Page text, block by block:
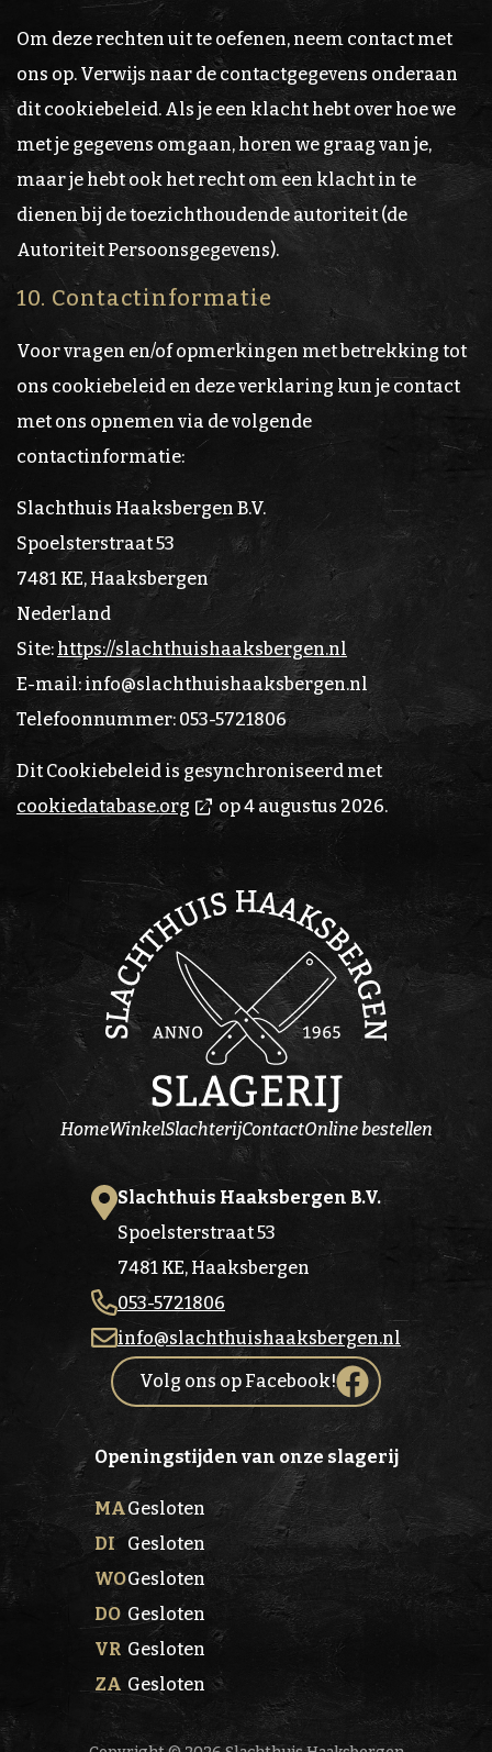
Om deze rechten uit te oefenen, neem contact met
ons op. Verwijs naar de contactgegevens onderaan
dit cookiebeleid. Als je een klacht hebt over hoe we
met je gegevens omgaan, horen we graag van je,
maar je hebt ook het recht om een klacht in te
dienen bij de toezichthoudende autoriteit (de
Autoriteit Persoonsgegevens).
10. Contactinformatie
Voor vragen en/of opmerkingen met betrekking tot
ons cookiebeleid en deze verklaring kun je contact
met ons opnemen via de volgende
contactinformatie:
Slachthuis Haaksbergen B.V.
Spoelsterstraat 53
7481 KE, Haaksbergen
Nederland
Site: https://slachthuishaaksbergen.nl
E-mail:info@slachthuishaaksbergen.nl
Telefoonnummer: 053-5721806
Dit Cookiebeleid is gesynchroniseerd met
cookiedatabase.org
op 4 augustus 2026.
Openingstijden van onze slagerij
MAGesloten
DI
Gesloten
WOGesloten
DO Gesloten
VR Gesloten
ZA Gesloten
HomeWinkelSlachterijContactOnline bestellen
Slachthuis Haaksbergen B.V.
Spoelsterstraat 53
7481 KE, Haaksbergen
053-5721806
info@slachthuishaaksbergen.nl
Volg ons op Facebook!